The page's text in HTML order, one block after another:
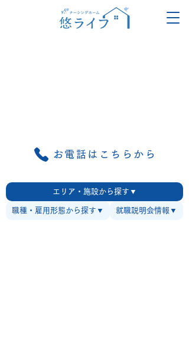
お電話はこちらから
エリア・施設から探す▼
職種・雇用形態から探す▼ 就職説明会情報▼